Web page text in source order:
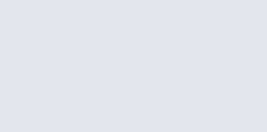
und geprüfte Zellen:
Tablet PC
Ersatz für Amazon GP-S10-
Akku